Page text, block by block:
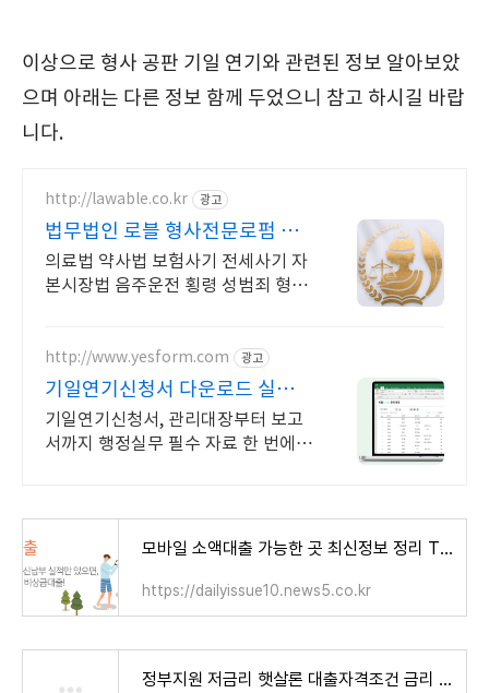
이상으로 형사 공판 기일 연기와 관련된 정보 알아보았
으며 아래는 다른 정보 함께 두었으니 참고 하시길 바랍
니다.
http://lawable.co.kr 광고
법무법인 로블 형사전문로펌 경
찰조사 부터 전담팀운영
의료법 약사법 보험사기 전세사기 자
본시장법 음주운전 횡령 성범죄 형사
http://www.yesform.com 광고
기일연기신청서 다운로드 실무자
필수 총무템
기일연기신청서, 관리대장부터 보고
서까지 행정실무 필수 자료 한 번에
모바일 소액대출 가능한 곳 최신정보 정리 TOP 8
https://dailyissue10.news5.co.kr
정부지원 저금리 햇살론 대출자격조건 금리 한도 신청방법